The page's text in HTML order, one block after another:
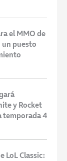
el MMO de
un puesto
y Rocket
temporada 4
LoL Classic: